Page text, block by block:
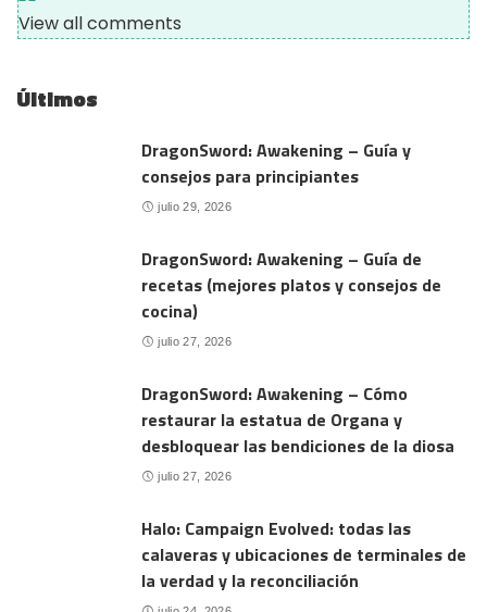
View all comments
Últimos
DragonSword: Awakening – Guía y
consejos para principiantes
julio 29, 2026
DragonSword: Awakening – Guía de
recetas (mejores platos y consejos de
cocina)
julio 27, 2026
DragonSword: Awakening – Cómo
restaurar la estatua de Organa y
desbloquear las bendiciones de la diosa
julio 27, 2026
Halo: Campaign Evolved: todas las
calaveras y ubicaciones de terminales de
la verdad y la reconciliación